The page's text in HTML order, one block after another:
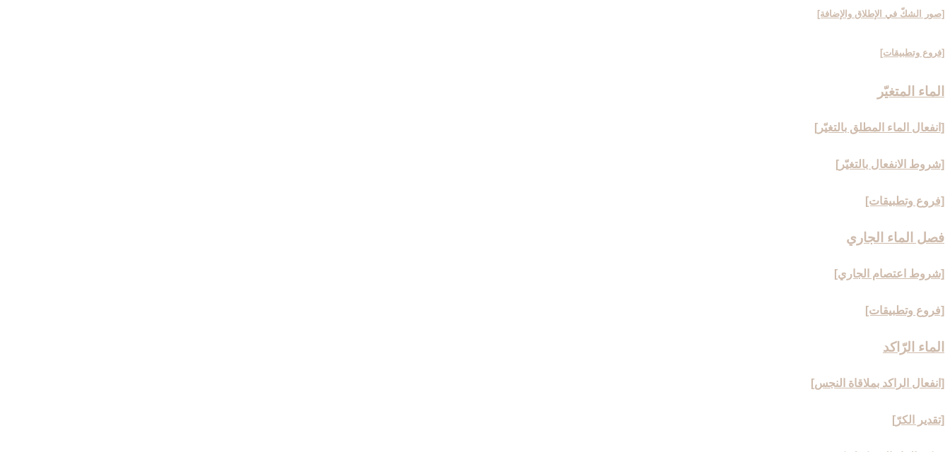
[صور الشكّ في الإطلاق والإضافة]
[فروع وتطبيقات‏]
الماء المتغيّر
[انفعال الماء المطلق بالتغيّر]
[شروط الانفعال بالتغيّر]
[فروع وتطبيقات‏]
فصل الماء الجاري‏
[شروط اعتصام الجاري‏]
[فروع وتطبيقات‏]
الماء الرّاكد
[انفعال الراكد بملاقاة النجس‏]
[تقدير الكرّ]